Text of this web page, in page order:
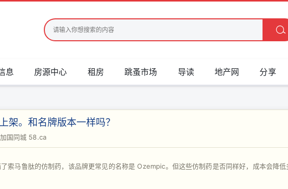
息 房源中心 租房 跳蚤市场 导读 地产网 分享
架。和名牌版本一样吗？
国同城 58.ca
索马鲁肽的仿制药，该品牌更常见的名称是 Ozempic。但这些仿制药是否同样好，成本会降低